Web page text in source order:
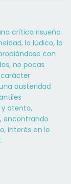
crítica risueña
lo lúdico, la
con
no pocas
carácter
austeridad
y atento,
encontrando
interés en lo